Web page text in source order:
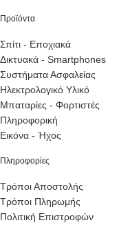
Προϊόντα
Σπίτι - Εποχιακά
Δικτυακά - Smartphones
Συστήματα Ασφαλείας
Ηλεκτρολογικό Υλικό
Μπαταρίες - Φορτιστές
Πληροφορική
Εικόνα - Ήχος
Πληροφορίες
Τρόποι Αποστολής
Τρόποι Πληρωμής
Πολιτική Επιστροφών